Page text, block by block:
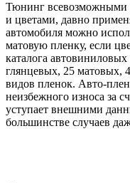
Тюнинг всевозможными
и цветами, давно
автомобиля можно
матовую пленку, если
каталога
глянцевых, 25 матовых,
видов пленок. Авто-
неизбежного износа за
уступает внешними
большинстве случаев